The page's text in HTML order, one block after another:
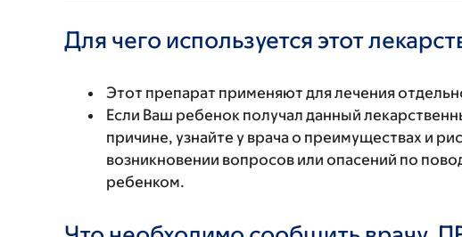
Для чего используется этот
Этот препарат применяют для лечения
Если Ваш ребенок получал данный
причине, узнайте у врача о преимуществах и
возникновении вопросов или опасений по
ребенком.